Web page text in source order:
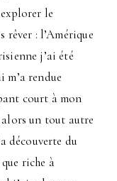
le
: l’Amérique
j’ai été
m’a rendue
court à mon
un tout autre
découverte du
riche à